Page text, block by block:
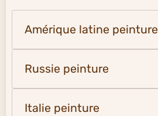
Amérique latine peinture
Russie peinture
Italie peinture